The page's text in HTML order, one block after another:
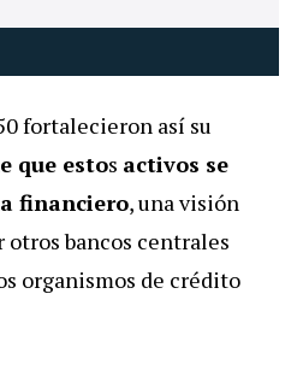
fortalecieron así su
que estos activos se
financiero, una visión
otros bancos centrales
organismos de crédito